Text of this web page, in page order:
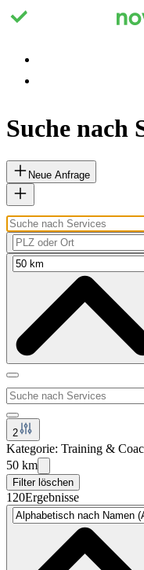
Suche nach
Neue Anfrage
2
Kategorie: Training &
50 km
Filter löschen
120Ergebnisse